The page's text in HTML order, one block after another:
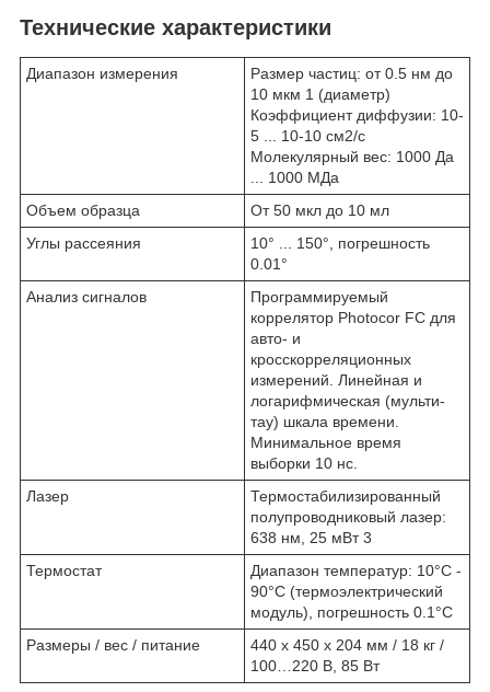
Технические характеристики
Диапазон измерения
Размер частиц: от 0.5 нм до
10 мкм 1 (диаметр)
Коэффициент диффузии: 10-
5 ... 10-10 см2/с
Молекулярный вес: 1000 Да
... 1000 МДа
Объем образца
От 50 мкл до 10 мл
Углы рассеяния
10° ... 150°, погрешность
0.01°
Анализ сигналов
Программируемый
коррелятор Photocor FC для
авто- и
кросскорреляционных
измерений. Линейная и
логарифмическая (мульти-
тау) шкала времени.
Минимальное время
выборки 10 нс.
Лазер
Термостабилизированный
полупроводниковый лазер:
638 нм, 25 мВт3
Термостат
Диапазон температур: 10°С -
90°С (термоэлектрический
модуль), погрешность 0.1°С
Размеры / вес / питание
440 x 450 x 204 мм / 18 кг /
100…220 В, 85 Вт